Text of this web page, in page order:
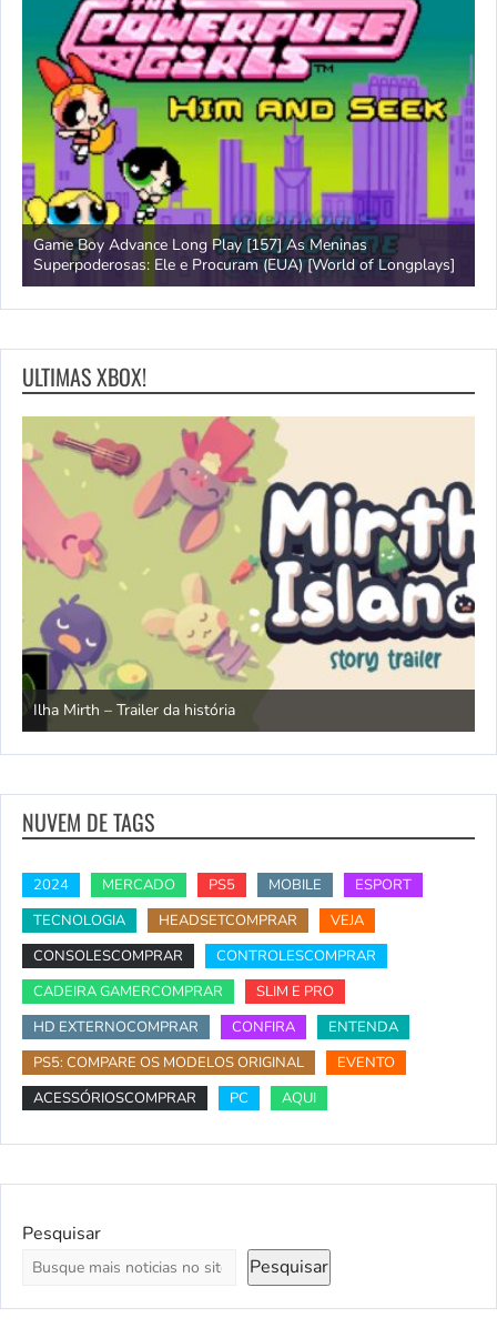
Game Boy Advance Long Play [157] As Meninas
Superpoderosas: Ele e Procuram (EUA) [World of Longplays]
ULTIMAS XBOX!
Ilha Mirth – Trailer da história
NUVEM DE TAGS
2024 MERCADO PS5 MOBILE
ESPORT
TECNOLOGIA
HEADSETCOMPRAR
VEJA
CONSOLESCOMPRAR
CONTROLESCOMPRAR
CADEIRA GAMERCOMPRAR
SLIM E PRO
HD EXTERNOCOMPRAR
CONFIRA
ENTENDA
PS5: COMPARE OS MODELOS ORIGINAL
EVENTO
ACESSÓRIOSCOMPRAR
PC AQUI
Pesquisar
Pesquisar